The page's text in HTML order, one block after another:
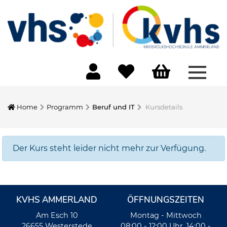
Home Programm Beruf und IT Kursdetails
Der Kurs steht leider nicht mehr zur Verfügung.
KVHS AMMERLAND
Am Esch 10
ÖFFNUNGSZEITEN
Montag - Mittwoch